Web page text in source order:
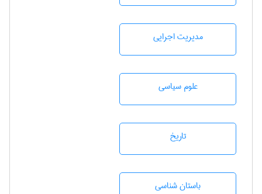
مديريت اجرايی
علوم سياسی
تاريخ
باستان شناسی